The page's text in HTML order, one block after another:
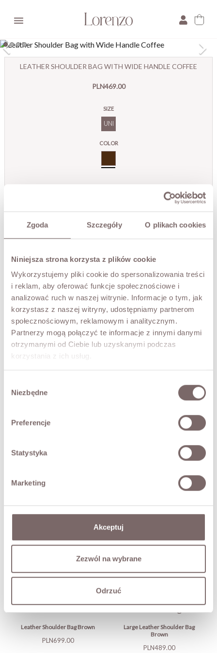
Zgoda Szczegóły O plikach cookies
Niniejsza strona korzysta z plików cookie
Wykorzystujemy pliki cookie do spersonalizowania treści
i reklam, aby oferować funkcje społecznościowe i
analizować ruch w naszej witrynie. Informacje o tym, jak
korzystasz z naszej witryny, udostępniamy partnerom
społecznościowym, reklamowym i analitycznym.
Partnerzy mogą połączyć te informacje z innymi danymi
otrzymanymi od Ciebie lub uzyskanymi podczas
korzystania z ich usług.
zgody
Niezbędne
Preferencje
Statystyka
Marketing
Akceptuj
Zezwól na wybrane
Odrzuć

LEATHER SHOULDER BAG WITH WIDE HANDLE COFFEE
PLN469.00
SIZE
UNI
COLOR
An elegant bag crafted from high-quality genuine leather
with a subtle texture. Its simple, modern form and soft
construction give the model a stylish, timeless look. The
bag has a wide, comfortable handle that makes it easy to
carry on the shoulder. The main zip-fastened
compartment keeps your belongings secure, and the
compact yet functional shape easily holds a phone, wallet
and your everyday essentials.
Minimalist design and careful finishing make it a versatile
accessory for both everyday looks and more elegant
• inside: one compartment with a zip pocket
SHIPPING
Leather Shoulder Bag Brown
Price
PLN699.00
Large Leather Shoulder Bag
Brown
Price
PLN489.00